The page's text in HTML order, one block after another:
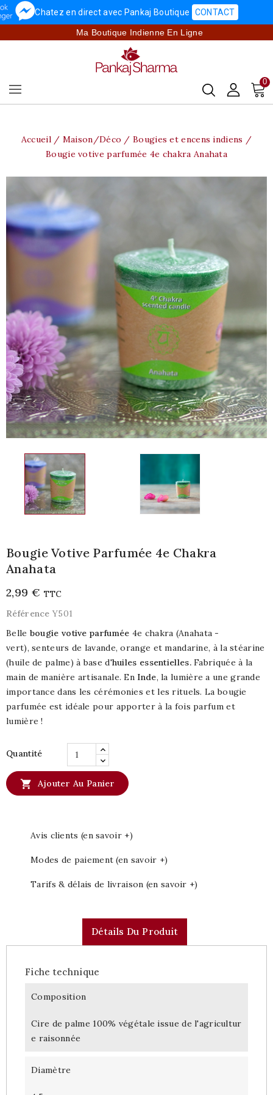
Chatez en direct avec Pankaj Boutique CONTACT
Ma Boutique Indienne En Ligne
0
Accueil Maison/Déco
Bougies et encens indiens
Bougie votive parfumée 4e chakra Anahata
Bougie Votive Parfumée 4e Chakra
Anahata
2,99 € TTC
Référence Y501
Belle bougie votive parfumée 4e chakra (Anahata -
vert), senteurs de lavande, orange et mandarine, à la stéarine
(huile de palme) à base d'huiles essentielles.Fabriquée à la
main de manière artisanale. En Inde, la lumière a une grande
importance dans les cérémonies et les rituels. La bougie
parfumée est idéale pour apporter à la fois parfum et
lumière !
Quantité
 Ajouter Au Panier
Avis clients (en savoir +)
Modes de paiement (en savoir +)
Tarifs & délais de livraison (en savoir +)
Détails Du Produit
Fiche technique
Composition
Cire de palme 100% végétale issue de l'agricultur
e raisonnée
Diamètre